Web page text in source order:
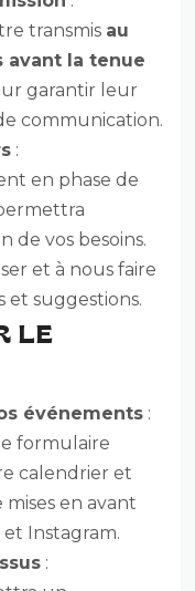
transmis au
avant la tenue
garantir leur
communication.
:
en phase de
de vos besoins.
et à nous faire
et suggestions.
LE
événements :
formulaire
calendrier et
en avant
Instagram.
: